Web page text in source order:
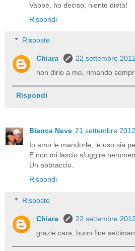
Vabbè, ho deciso, niente dieta!
Rispondi
Risposte
Chiara
22 settembre
non dirlo a me, rimando
Rispondi
Bianca Neve 21 settembre
Io amo le mandorle, le uso sia
E non mi lascio sfuggire
Un abbraccio.
Rispondi
Risposte
Chiara
22 settembre
grazie cara, buon fine